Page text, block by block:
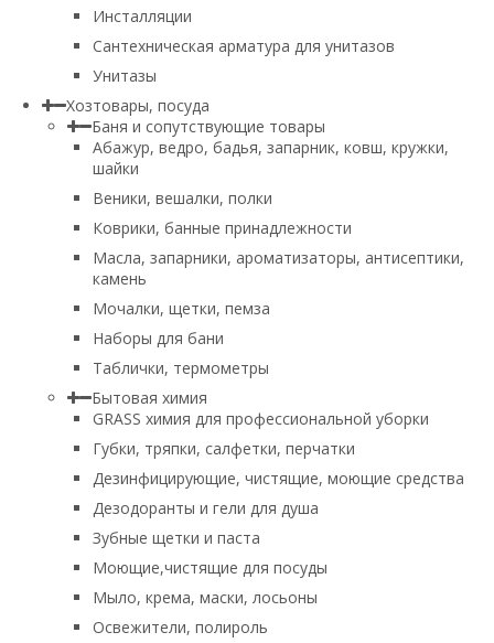
Инсталляции
Сантехническая арматура для унитазов
Унитазы
Хозтовары, посуда
Баня и сопутствующие товары
Абажур, ведро, бадья, запарник, ковш, кружки,
шайки
Веники, вешалки, полки
Коврики, банные принадлежности
Масла, запарники, ароматизаторы, антисептики,
камень
Мочалки, щетки, пемза
Наборы для бани
Таблички, термометры
Бытовая химия
GRASS химия для профессиональной уборки
Губки, тряпки, салфетки, перчатки
Дезинфицирующие, чистящие, моющие средства
Дезодоранты и гели для душа
Зубные щетки и паста
Моющие,чистящие для посуды
Мыло, крема, маски, лосьоны
Освежители, полироль